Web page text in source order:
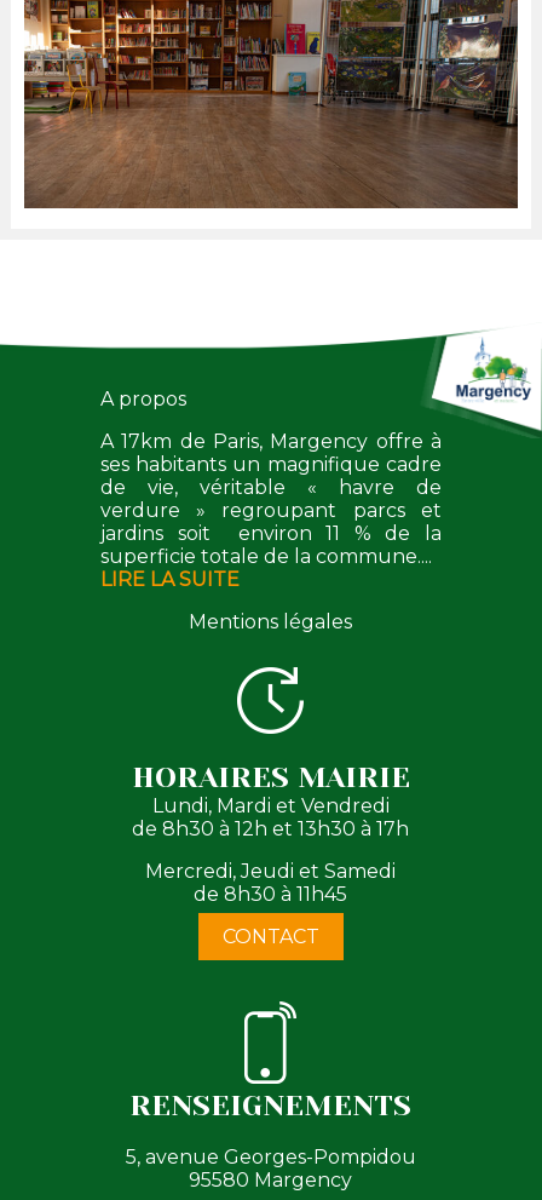
A propos
A 17km de Paris, Margency offre à
ses habitants un magnifique cadre
de vie, véritable « havre de
verdure » regroupant parcs et
jardins soit environ 11 % de la
superficie totale de la commune....
LIRE LA SUITE
Mentions légales
HORAIRES MAIRIE
Lundi, Mardi et Vendredi
de 8h30 à 12h et 13h30 à 17h
Mercredi, Jeudi et Samedi
de 8h30 à 11h45
CONTACT
RENSEIGNEMENTS
5, avenue Georges-Pompidou
95580 Margency